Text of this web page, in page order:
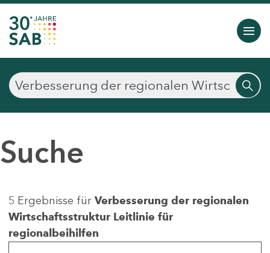
Suche
5 Ergebnisse für Verbesserung der regionalen
Wirtschaftsstruktur Leitlinie für
regionalbeihilfen